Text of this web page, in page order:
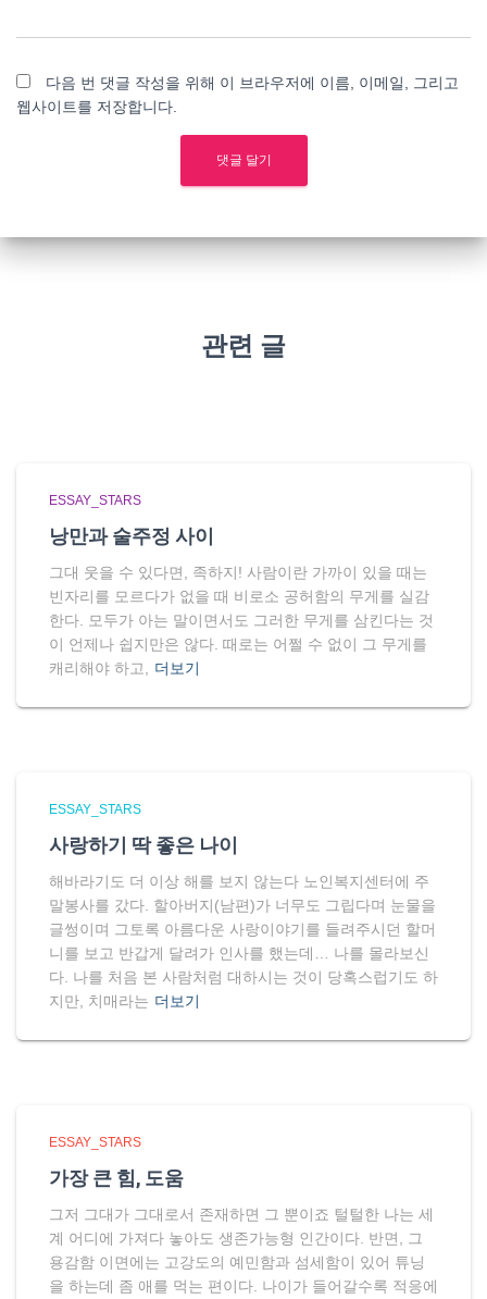
다음 번 댓글 작성을 위해 이 브라우저에 이름, 이메일, 그리고
웹사이트를 저장합니다.
관련 글
ESSAY_STARS
낭만과 술주정 사이
그대 웃을 수 있다면, 족하지! 사람이란 가까이 있을 때는
빈자리를 모르다가 없을 때 비로소 공허함의 무게를 실감
한다. 모두가 아는 말이면서도 그러한 무게를 삼킨다는 것
이 언제나 쉽지만은 않다. 때로는 어쩔 수 없이 그 무게를
캐리해야 하고,
더보기
ESSAY_STARS
사랑하기 딱 좋은 나이
해바라기도 더 이상 해를 보지 않는다 노인복지센터에 주
말봉사를 갔다. 할아버지(남편)가 너무도 그립다며 눈물을
글썽이며 그토록 아름다운 사랑이야기를 들려주시던 할머
니를 보고 반갑게 달려가 인사를 했는데… 나를 몰라보신
다. 나를 처음 본 사람처럼 대하시는 것이 당혹스럽기도 하
지만, 치매라는 더보기
ESSAY_STARS
가장 큰 힘, 도움
그저 그대가 그대로서 존재하면 그 뿐이죠 털털한 나는 세
계 어디에 가져다 놓아도 생존가능형 인간이다. 반면, 그
용감함 이면에는 고강도의 예민함과 섬세함이 있어 튜닝
을 하는데 좀 애를 먹는 편이다. 나이가 들어갈수록 적응에